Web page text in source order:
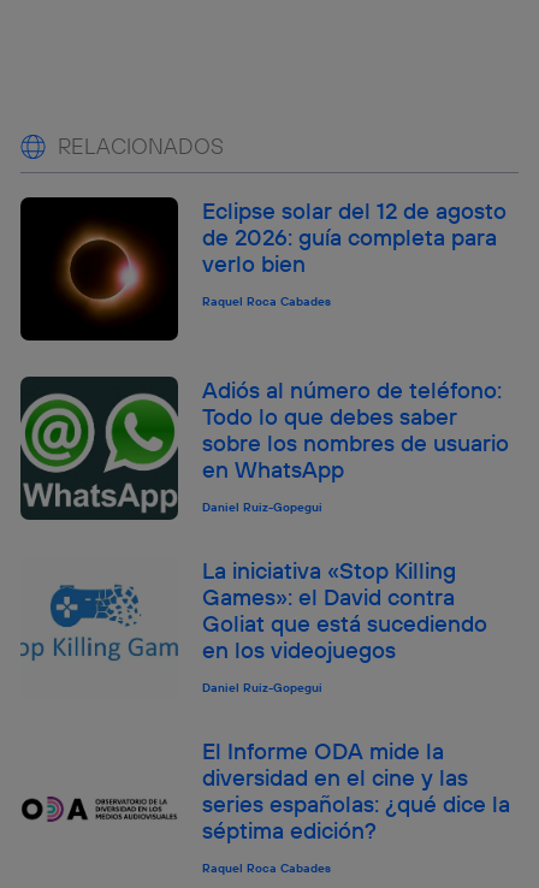
RELACIONADOS
Eclipse solar del 12 de agosto
de 2026: guía completa para
verlo bien
Raquel Roca Cabades
Adiós al número de teléfono:
Todo lo que debes saber
sobre los nombres de usuario
en WhatsApp
Daniel Ruiz-Gopegui
La iniciativa «Stop Killing
Games»: el David contra
Goliat que está sucediendo
en los videojuegos
Daniel Ruiz-Gopegui
El Informe ODA mide la
diversidad en el cine y las
series españolas: ¿qué dice la
séptima edición?
Raquel Roca Cabades